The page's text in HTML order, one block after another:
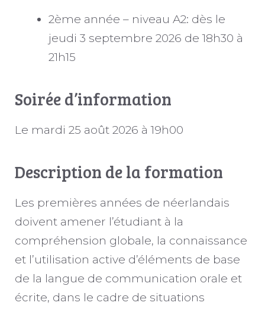
2ème année – niveau A2: dès le
jeudi 3 septembre 2026 de 18h30 à
21h15
Soirée d’information
Le mardi 25 août 2026 à 19h00
Description de la formation
Les premières années de néerlandais
doivent amener l’étudiant à la
compréhension globale, la connaissance
et l’utilisation active d’éléments de base
de la langue de communication orale et
écrite, dans le cadre de situations